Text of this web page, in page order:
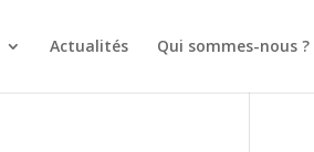
Actualités Qui sommes-nous ?